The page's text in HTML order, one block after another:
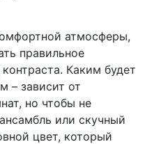
атмосферы,
правильное
Каким будет
– зависит от
но чтобы не
или скучный
цвет, который